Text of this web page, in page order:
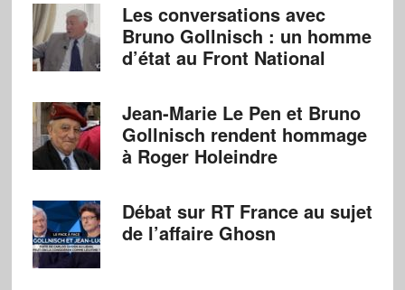
Les conversations avec
Bruno Gollnisch : un homme
d’état au Front National
Jean-Marie Le Pen et Bruno
Gollnisch rendent hommage
à Roger Holeindre
Débat sur RT France au sujet
de l’affaire Ghosn